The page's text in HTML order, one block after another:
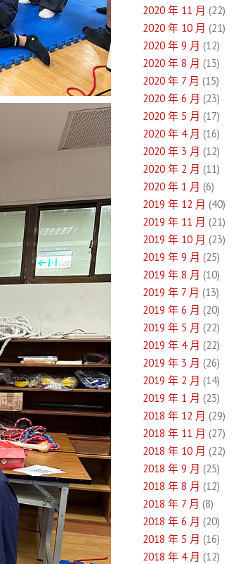
2020 年 11 月 (22)
2020 年 10 月 (21)
2020 年 9 月 (12)
2020 年 8 月 (13)
2020 年 7 月 (15)
2020 年 6 月 (23)
2020 年 5 月 (17)
2020 年 4 月 (16)
2020 年 3 月 (12)
2020 年 2 月 (11)
2020 年 1 月 (6)
2019 年 12 月 (40)
2019 年 11 月 (21)
2019 年 10 月 (23)
2019 年 9 月 (25)
2019 年 8 月 (10)
2019 年 7 月 (13)
2019 年 6 月 (20)
2019 年 5 月 (22)
2019 年 4 月 (22)
2019 年 3 月 (26)
2019 年 2 月 (14)
2019 年 1 月 (23)
2018 年 12 月 (29)
2018 年 11 月 (27)
2018 年 10 月 (22)
2018 年 9 月 (25)
2018 年 8 月 (12)
2018 年 7 月 (8)
2018 年 6 月 (20)
2018 年 5 月 (16)
2018 年 4 月 (12)